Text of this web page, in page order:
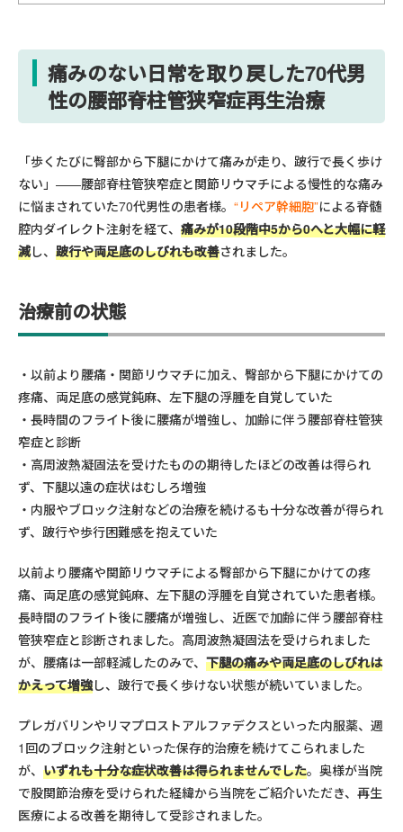
痛みのない日常を取り戻した70代男
性の腰部脊柱管狭窄症再生治療
「歩くたびに臀部から下腿にかけて痛みが走り、跛行で長く歩け
ない」——腰部脊柱管狭窄症と関節リウマチによる慢性的な痛み
に悩まされていた70代男性の患者様。 “リペア幹細胞”による脊髄
腔内ダイレクト注射を経て、 痛みが10段階中5から0へと大幅に軽
減し、 跛行や両足底のしびれも改善されました。
治療前の状態
以前より腰痛・関節リウマチに加え、臀部から下腿にかけての
疼痛、両足底の感覚鈍麻、左下腿の浮腫を自覚していた
長時間のフライト後に腰痛が増強し、加齢に伴う腰部脊柱管狭
窄症と診断
高周波熱凝固法を受けたものの期待したほどの改善は得られ
ず、 下腿以遠の症状はむしろ増強
内服やブロック注射などの治療を続けるも十分な改善が得られ
ず、跛行や歩行困難感を抱えていた
以前より腰痛や関節リウマチによる臀部から下腿にかけての疼
痛、両足底の感覚鈍麻、左下腿の浮腫を自覚されていた患者様。
長時間のフライト後に腰痛が増強し、近医で加齢に伴う腰部脊柱
管狭窄症と診断されました。高周波熱凝固法を受けられました
が、腰痛は一部軽減したのみで、 下腿の痛みや両足底のしびれは
かえって増強し、跛行で長く歩けない状態が続いていました。
プレガバリンやリマプロストアルファデクスといった内服薬、週
1回のブロック注射といった保存的治療を続けてこられました
が、 いずれも十分な症状改善は得られませんでした。奥様が当院
で股関節治療を受けられた経緯から当院をご紹介いただき、再生
医療による改善を期待して受診されました。